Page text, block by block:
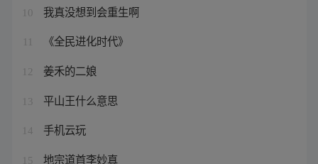
10 我真没想到会重生啊
《全民进化时代》
12 姜禾的二娘
13 平山王什么意思
14 手机云玩
15 地宗道首李妙真